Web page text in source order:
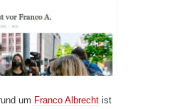
um Franco Albrecht ist